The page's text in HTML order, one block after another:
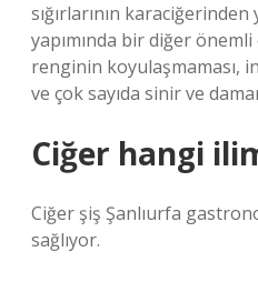
sığırlarının
yapımında bir diğer
renginin koyulaşmaması,
ve çok sayıda sinir ve
Ciğer hangi
Ciğer şiş Şanlıurfa
sağlıyor.